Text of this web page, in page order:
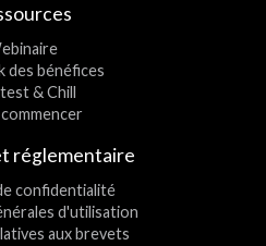
des bénéfices
& Chill
réglementaire
confidentialité
d'utilisation
aux brevets